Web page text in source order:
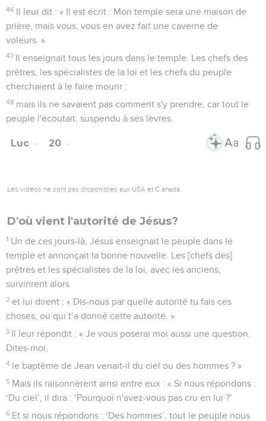
46 Il leur dit : « Il est écrit : Mon temple sera une maison de
prière, mais vous, vous en avez fait une caverne de
voleurs. »
47 Il enseignait tous les jours dans le temple. Les chefs des
prêtres, les spécialistes de la loi et les chefs du peuple
cherchaient à le faire mourir ;
48 mais ils ne savaient pas comment s'y prendre, car tout le
peuple l'écoutait, suspendu à ses lèvres.
Luc 20
Les vidéos ne sont pas disponibles aux USA et C anada.
D'où vient l'autorité de Jésus?
1 Un de ces jours-là, Jésus enseignait le peuple dans le
temple et annonçait la bonne nouvelle. Les [chefs des]
prêtres et les spécialistes de la loi, avec les anciens,
survinrent alors
2 et lui dirent : « Dis-nous par quelle autorité tu fais ces
choses, ou qui t’a donné cette autorité. »
3 Il leur répondit : « Je vous poserai moi aussi une question.
Dites-moi,
4 le baptême de Jean venait-il du ciel ou des hommes ? »
5 Mais ils raisonnèrent ainsi entre eux : « Si nous répondons :
‘Du ciel’, il dira : ‘Pourquoi n'avez-vous pas cru en lui ?’
6 Et si nous répondons : ‘Des hommes’, tout le peuple nous